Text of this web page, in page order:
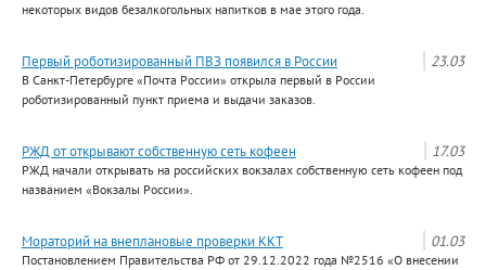
некоторых видов безалкогольных напитков в мае этого года.
23.03
Первый роботизированный ПВЗ появился в России
В Санкт-Петербурге «Почта России» открыла первый в России
роботизированный пункт приема и выдачи заказов.
17.03
РЖД от открывают собственную сеть кофеен
РЖД начали открывать на российских вокзалах собственную сеть кофеен под
названием «Вокзалы России».
01.03
Мораторий на внеплановые проверки ККТ
Постановлением Правительства РФ от 29.12.2022 года №2516 «О внесении